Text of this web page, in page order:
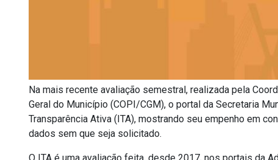
Na mais recente avaliação semestral, realizada pela
Geral do Município (COPI/CGM), o portal da Secretaria
Transparência Ativa (ITA), mostrando seu empenho em
dados sem que seja solicitado.